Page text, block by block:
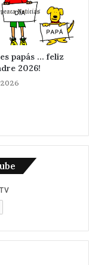
papás … feliz
2026!